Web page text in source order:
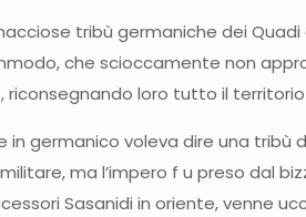
tribù germaniche dei
che scioccamente non
loro tutto il
germanico voleva dire una tribù
ma l’impero f u preso dal
Sasanidi in oriente, venne